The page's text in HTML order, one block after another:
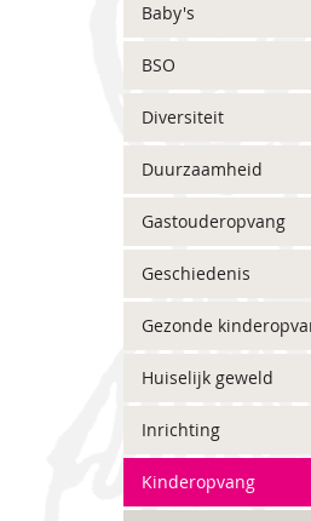
Baby's
BSO
Diversiteit
Duurzaamheid
Gastouderopvang
Geschiedenis
Gezonde
Huiselijk geweld
Inrichting
Kinderopvang